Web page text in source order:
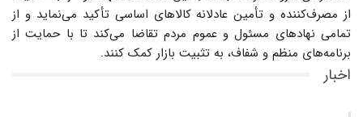
از مصرف‌کننده و تأمین عادلانه کالاهای اساسی تأکید می‌نماید و از
تمامی نهادهای مسئول و عموم مردم تقاضا می‌کند تا با حمایت از
برنامه‌های منظم و شفاف، به تثبیت بازار کمک کنند.
اخبار